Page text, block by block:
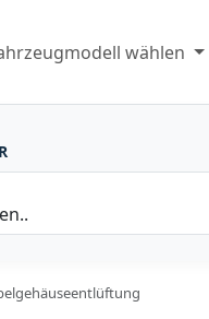
wählen